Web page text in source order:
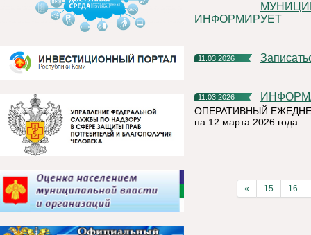
ИНФОРМИРУЕТ
11.03.2026
11.03.2026
ОПЕРАТИВНЫЙ
на 12 марта 2026 года
« 15 16